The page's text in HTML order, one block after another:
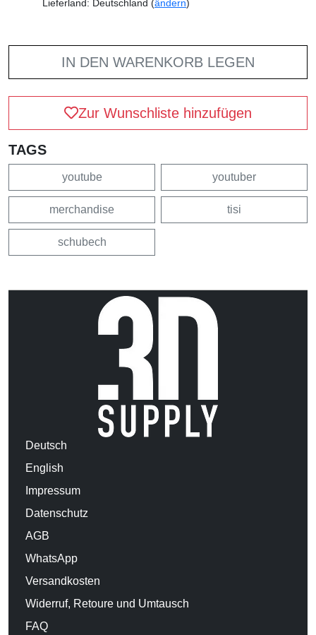
Lieferland: Deutschland (ändern)
IN DEN WARENKORB LEGEN
Zur Wunschliste hinzufügen
TAGS
youtube youtuber
merchandise tisi
schubech
Deutsch
English
Impressum
Datenschutz
AGB
WhatsApp
Versandkosten
Widerruf, Retoure und Umtausch
FAQ